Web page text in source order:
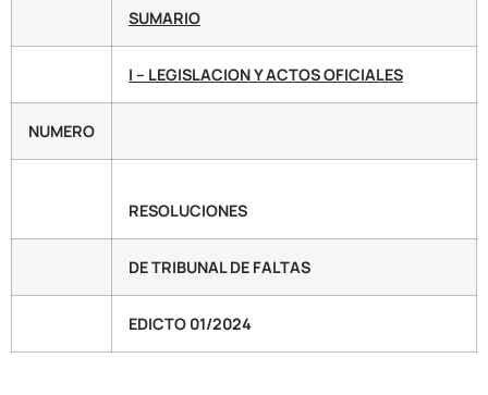
SUMARIO
I – LEGISLACION Y ACTOS OFICIALES
NUMERO
RESOLUCIONES
DE TRIBUNAL DE FALTAS
EDICTO 01/2024